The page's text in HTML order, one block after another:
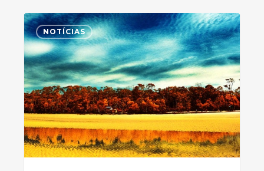
Quando
as
referências
mudam
teu
norte
NOTÍCIAS
0